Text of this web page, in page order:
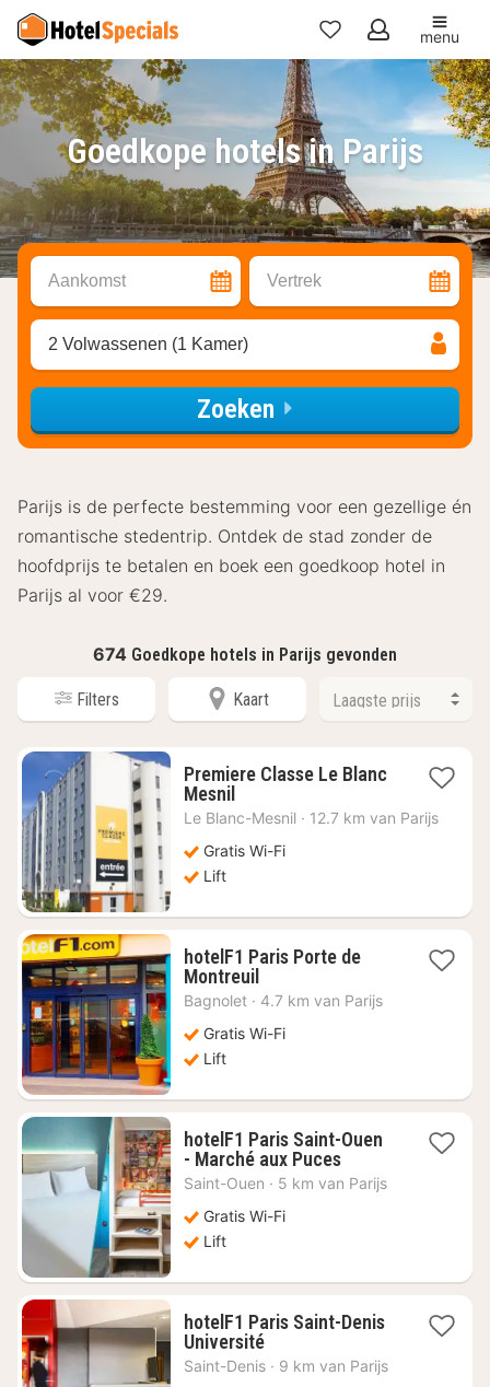
Mijn
favorieten
menu
Goedkope hotels in Parijs
Aankomst Vertrek
2 Volwassenen (1 Kamer)
Zoeken
Parijs is de perfecte bestemming voor een gezellige én
romantische stedentrip. Ontdek de stad zonder de
hoofdprijs te betalen en boek een goedkoop hotel in
Parijs al voor €29.
674 Goedkope hotels in Parijs gevonden
Filters Kaart
Premiere Classe Le Blanc
Mesnil1
nacht
€
Le Blanc-Mesnil · 12.7 km van Parijs
Gratis Wi-Fi
Lift
hotelF1 Paris Porte de
Montreuil1
nacht
€
Bagnolet · 4.7 km van Parijs
Gratis Wi-Fi
Lift
hotelF1 Paris Saint-Ouen
- Marché aux Puces1
nacht
vanaf
Saint-Ouen · 5 km van Parijs
Gratis Wi-Fi
Lift
hotelF1 Paris Saint-Denis
Université1
nacht
Saint-Denis · 9 km van Parijs